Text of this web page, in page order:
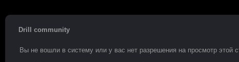
Drill community
Вы не вошли в систему или у вас нет разрешения на просмотр